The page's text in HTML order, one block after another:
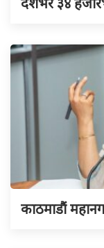
काठमाडौं